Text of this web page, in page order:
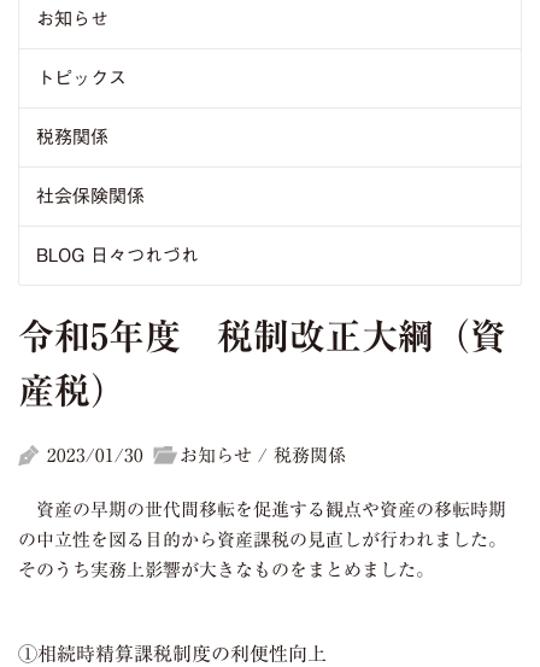
お知らせ
トピックス
税務関係
社会保険関係
BLOG 日々つれづれ
令和5年度 税制改正大綱（資
産税）
2023/01/30 お知らせ / 税務関係
資産の早期の世代間移転を促進する観点や資産の移転時期
の中立性を図る目的から資産課税の見直しが行われました。
そのうち実務上影響が大きなものをまとめました。
①相続時精算課税制度の利便性向上